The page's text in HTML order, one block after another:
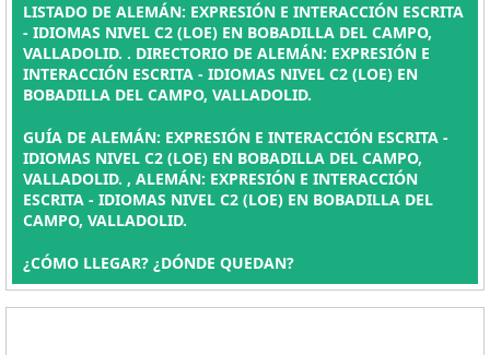
LISTADO DE ALEMÁN: EXPRESIÓN E INTERACCIÓN ESCRITA
- IDIOMAS NIVEL C2 (LOE) EN BOBADILLA DEL CAMPO,
VALLADOLID. . DIRECTORIO DE ALEMÁN: EXPRESIÓN E
INTERACCIÓN ESCRITA - IDIOMAS NIVEL C2 (LOE) EN
BOBADILLA DEL CAMPO, VALLADOLID.
GUÍA DE ALEMÁN: EXPRESIÓN E INTERACCIÓN ESCRITA -
IDIOMAS NIVEL C2 (LOE) EN BOBADILLA DEL CAMPO,
VALLADOLID. , ALEMÁN: EXPRESIÓN E INTERACCIÓN
ESCRITA - IDIOMAS NIVEL C2 (LOE) EN BOBADILLA DEL
CAMPO, VALLADOLID.
¿CÓMO LLEGAR? ¿DÓNDE QUEDAN?